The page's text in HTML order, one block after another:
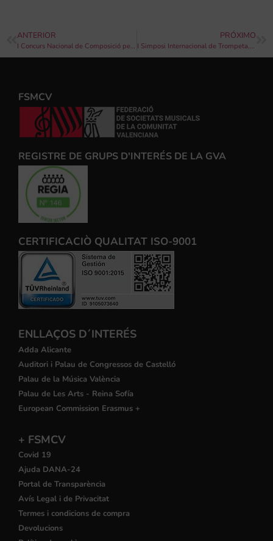
ANTERIOR
I Concurs Nacional de Composició per a Agrupacions de Metalls organitzat per SOMU Alcàsser
PRÓXIMO
I Simposi Internacional de Trompeta, Educació i Salut
FSMCV
REGISTRE DE GRUPS D'INTERÉS DE LA GVA
CERTIFICACIÒ QUALITAT ISO-9001
ENLLAÇOS D´INTERÉS
Adda Alicante
Auditori i Palau de Congressos de Castelló
Palau de la Música València
Palau de Les Arts - Reina Sofía
European Commission Erasmus +
+ FSMCV
Covid 19
Ajuda DANA-24
Portal de Transparència
Avís Legal i de Privacitat
Termes i condicions de compra
Devolucions